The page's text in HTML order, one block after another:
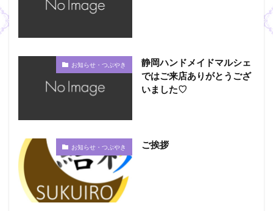
お知らせ・つぶやき
静岡ハンドメイドマルシェ
ではご来店ありがとうござ
いました♡
お知らせ・つぶやき ご挨拶